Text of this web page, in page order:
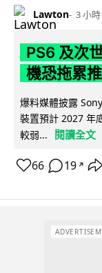
Lawton 3 小時
PS6 及次
機恐拖累
爆料媒體披露
裝置預計 2027 年
較弱...
閱讀全文
66 19 ↗